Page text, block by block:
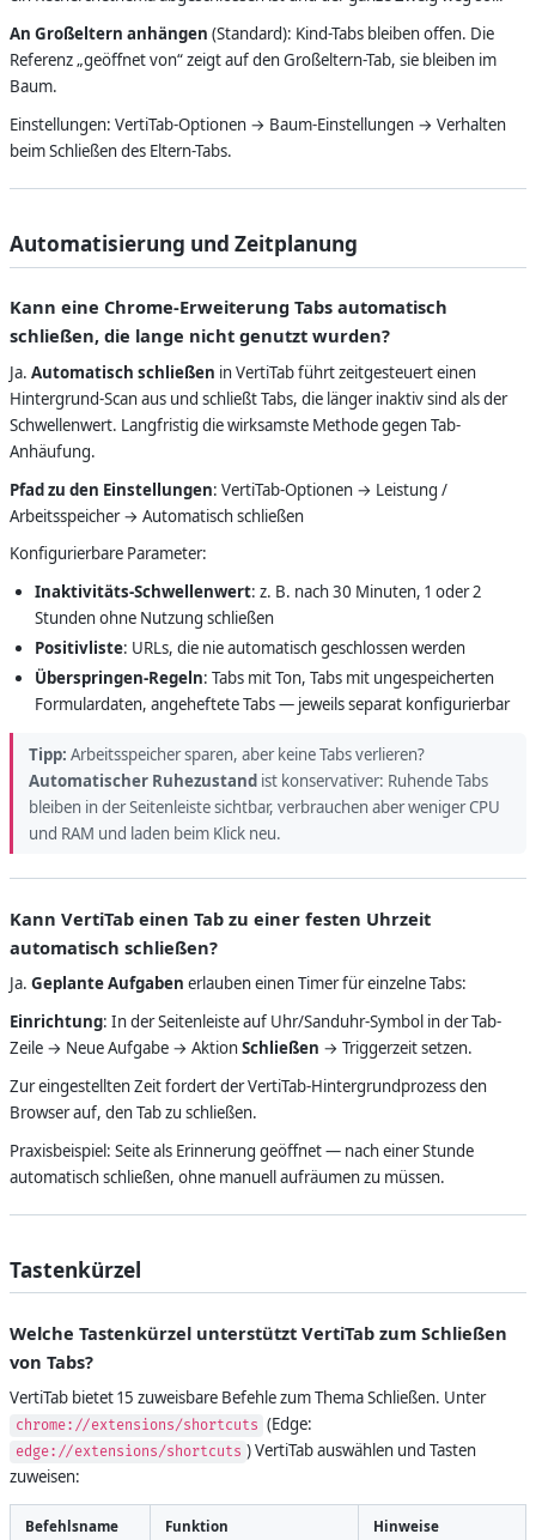
An Großeltern anhängen (Standard): Kind-Tabs bleiben offen. Die
Referenz „geöffnet von“ zeigt auf den Großeltern-Tab, sie bleiben im
Baum.
Einstellungen: VertiTab-Optionen → Baum-Einstellungen → Verhalten
beim Schließen des Eltern-Tabs.
Automatisierung und Zeitplanung
Kann eine Chrome-Erweiterung Tabs automatisch
schließen, die lange nicht genutzt wurden?
Ja. Automatisch schließen in VertiTab führt zeitgesteuert einen
Hintergrund-Scan aus und schließt Tabs, die länger inaktiv sind als der
Schwellenwert. Langfristig die wirksamste Methode gegen Tab-
Anhäufung.
Pfad zu den Einstellungen: VertiTab-Optionen → Leistung /
Arbeitsspeicher → Automatisch schließen
Konfigurierbare Parameter:
Inaktivitäts-Schwellenwert: z. B. nach 30 Minuten, 1 oder 2
Stunden ohne Nutzung schließen
Positivliste: URLs, die nie automatisch geschlossen werden
Überspringen-Regeln: Tabs mit Ton, Tabs mit ungespeicherten
Formulardaten, angeheftete Tabs — jeweils separat konfigurierbar
Tipp: Arbeitsspeicher sparen, aber keine Tabs verlieren?
Automatischer Ruhezustand ist konservativer: Ruhende Tabs
bleiben in der Seitenleiste sichtbar, verbrauchen aber weniger CPU
und RAM und laden beim Klick neu.
Kann VertiTab einen Tab zu einer festen Uhrzeit
automatisch schließen?
Ja. Geplante Aufgaben erlauben einen Timer für einzelne Tabs:
Einrichtung: In der Seitenleiste auf Uhr/Sanduhr-Symbol in der Tab-
Zeile → Neue Aufgabe → AktionSchließen → Triggerzeit setzen.
Zur eingestellten Zeit fordert der VertiTab-Hintergrundprozess den
Browser auf, den Tab zu schließen.
Praxisbeispiel: Seite als Erinnerung geöffnet — nach einer Stunde
automatisch schließen, ohne manuell aufräumen zu müssen.
Tastenkürzel
Welche Tastenkürzel unterstützt VertiTab zum Schließen
von Tabs?
VertiTab bietet 15 zuweisbare Befehle zum Thema Schließen. Unter
chrome://extensions/shortcuts (Edge:
edge://extensions/shortcuts ) VertiTab auswählen und Tasten
zuweisen:
Befehlsname Funktion Hinweise